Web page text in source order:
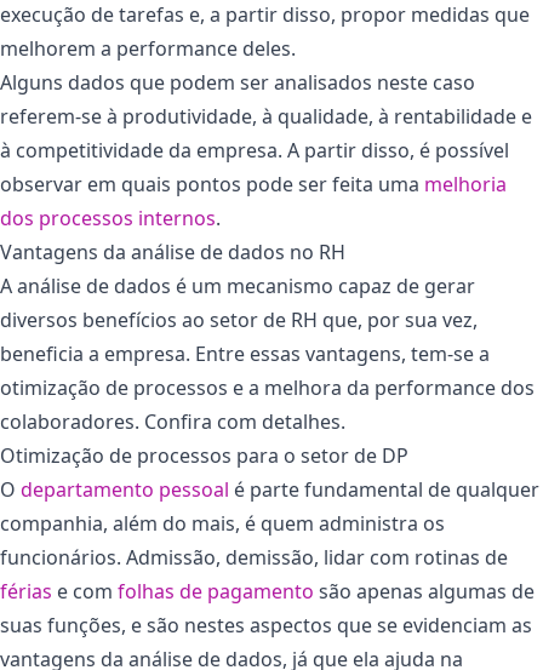
execução de tarefas e, a partir disso, propor medidas que
melhorem a performance deles.
Alguns dados que podem ser analisados neste caso
referem-se à produtividade, à qualidade, à rentabilidade e
à competitividade da empresa. A partir disso, é possível
observar em quais pontos pode ser feita uma melhoria
dos processos internos.
Vantagens da análise de dados no RH
A análise de dados é um mecanismo capaz de gerar
diversos benefícios ao setor de RH que, por sua vez,
beneficia a empresa. Entre essas vantagens, tem-se a
otimização de processos e a melhora da performance dos
colaboradores. Confira com detalhes.
Otimização de processos para o setor de DP
O departamento pessoal é parte fundamental de qualquer
companhia, além do mais, é quem administra os
funcionários. Admissão, demissão, lidar com rotinas de
férias e com folhas de pagamento são apenas algumas de
suas funções, e são nestes aspectos que se evidenciam as
vantagens da análise de dados, já que ela ajuda na